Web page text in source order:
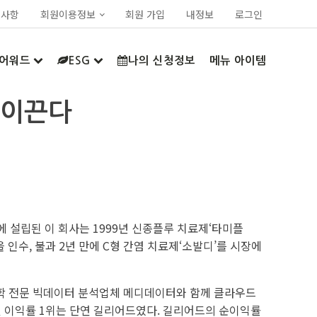
항 회원이용정보 회원 가입 내정보 로그인
워드 ESG 나의 신청정보 메뉴 아이템
끈다
립된 이 회사는 1999년 신종플루 치료제‘타미플
수, 불과 2년 만에 C형 간염 치료제‘소발디’를 시장에
문 빅데이터 분석업체 메디데이터와 함께 클라우드
익률 1위는 단연 길리어드였다. 길리어드의 순이익률